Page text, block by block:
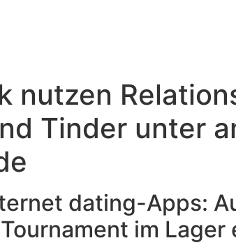
nutzen
Tinder unter
dating-Apps:
im